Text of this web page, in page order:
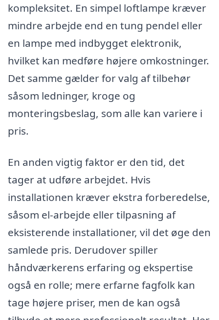
kompleksitet. En simpel loftlampe kræver
mindre arbejde end en tung pendel eller
en lampe med indbygget elektronik,
hvilket kan medføre højere omkostninger.
Det samme gælder for valg af tilbehør
såsom ledninger, kroge og
monteringsbeslag, som alle kan variere i
pris.
En anden vigtig faktor er den tid, det
tager at udføre arbejdet. Hvis
installationen kræver ekstra forberedelse,
såsom el-arbejde eller tilpasning af
eksisterende installationer, vil det øge den
samlede pris. Derudover spiller
håndværkerens erfaring og ekspertise
også en rolle; mere erfarne fagfolk kan
tage højere priser, men de kan også